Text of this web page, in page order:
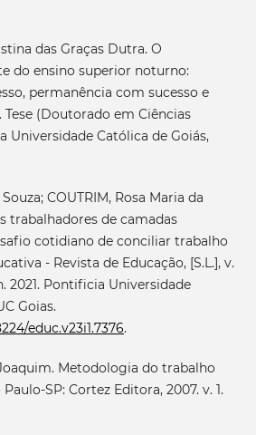
das Graças Dutra. O
do ensino superior noturno:
permanência com sucesso e
Tese (Doutorado em Ciências
Universidade Católica de Goiás,
COUTRIM, Rosa Maria da
trabalhadores de camadas
cotidiano de conciliar trabalho
- Revista de Educação, [S.L.], v.
2021. Pontificia Universidade
Goias.
educ.v23i1.7376.
Metodologia do trabalho
SP: Cortez Editora, 2007. v. 1.